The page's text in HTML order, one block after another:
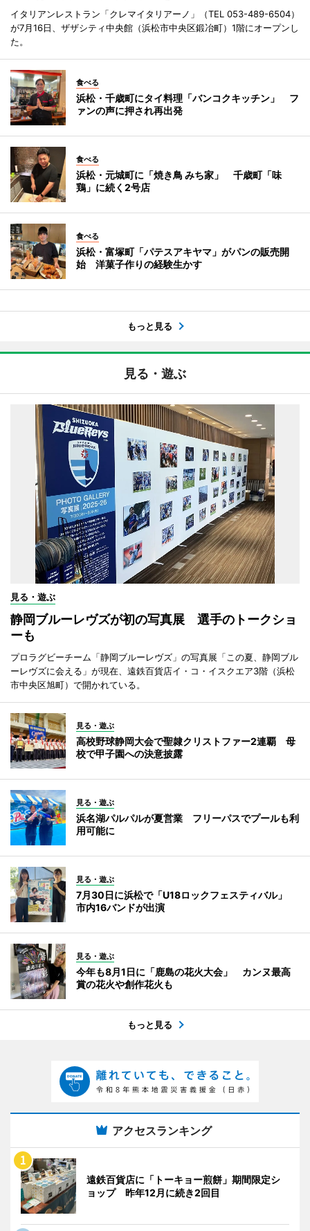
イタリアンレストラン「クレマイタリアーノ」（TEL 053-489-6504）
が7月16日、ザザシティ中央館（浜松市中央区鍛冶町）1階にオープンし
た。
食べる
浜松・千歳町にタイ料理「バンコクキッチン」 フ
ァンの声に押され再出発
食べる
浜松・元城町に「焼き鳥 みち家」 千歳町「味
鶏」に続く2号店
食べる
浜松・富塚町「パテスアキヤマ」がパンの販売開
始 洋菓子作りの経験生かす
もっと見る
見る・遊ぶ
見る・遊ぶ
静岡ブルーレヴズが初の写真展 選手のトークショ
ーも
プロラグビーチーム「静岡ブルーレヴズ」の写真展「この夏、静岡ブル
ーレヴズに会える」が現在、遠鉄百貨店イ・コ・イスクエア3階（浜松
市中央区旭町）で開かれている。
見る・遊ぶ
高校野球静岡大会で聖隷クリストファー2連覇 母
校で甲子園への決意披露
見る・遊ぶ
浜名湖パルパルが夏営業 フリーパスでプールも利
用可能に
見る・遊ぶ
7月30日に浜松で「U18ロックフェスティバル」
市内16バンドが出演
見る・遊ぶ
今年も8月1日に「鹿島の花火大会」 カンヌ最高
賞の花火や創作花火も
もっと見る
アクセスランキング
遠鉄百貨店に「トーキョー煎餅」期間限定シ
ョップ 昨年12月に続き2回目